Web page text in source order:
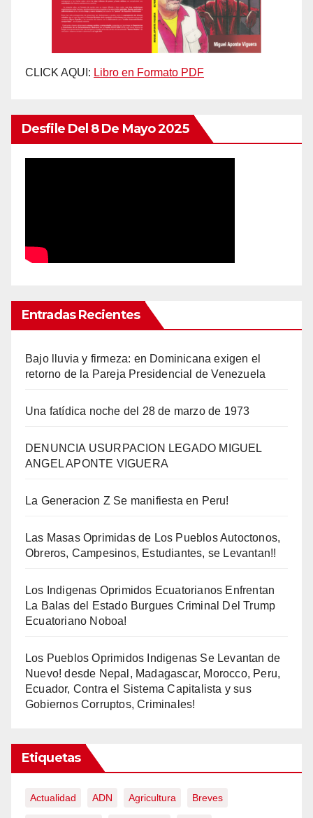
CLICK AQUI: Libro en Formato PDF
Desfile Del 8 De Mayo 2025
Entradas Recientes
Bajo lluvia y firmeza: en Dominicana exigen el
retorno de la Pareja Presidencial de Venezuela
Una fatídica noche del 28 de marzo de 1973
DENUNCIA USURPACION LEGADO MIGUEL
ANGEL APONTE VIGUERA
La Generacion Z Se manifiesta en Peru!
Las Masas Oprimidas de Los Pueblos Autoctonos,
Obreros, Campesinos, Estudiantes, se Levantan!!
Los Indigenas Oprimidos Ecuatorianos Enfrentan
La Balas del Estado Burgues Criminal Del Trump
Ecuatoriano Noboa!
Los Pueblos Oprimidos Indigenas Se Levantan de
Nuevo! desde Nepal, Madagascar, Morocco, Peru,
Ecuador, Contra el Sistema Capitalista y sus
Gobiernos Corruptos, Criminales!
Etiquetas
Actualidad ADN Agricultura Breves